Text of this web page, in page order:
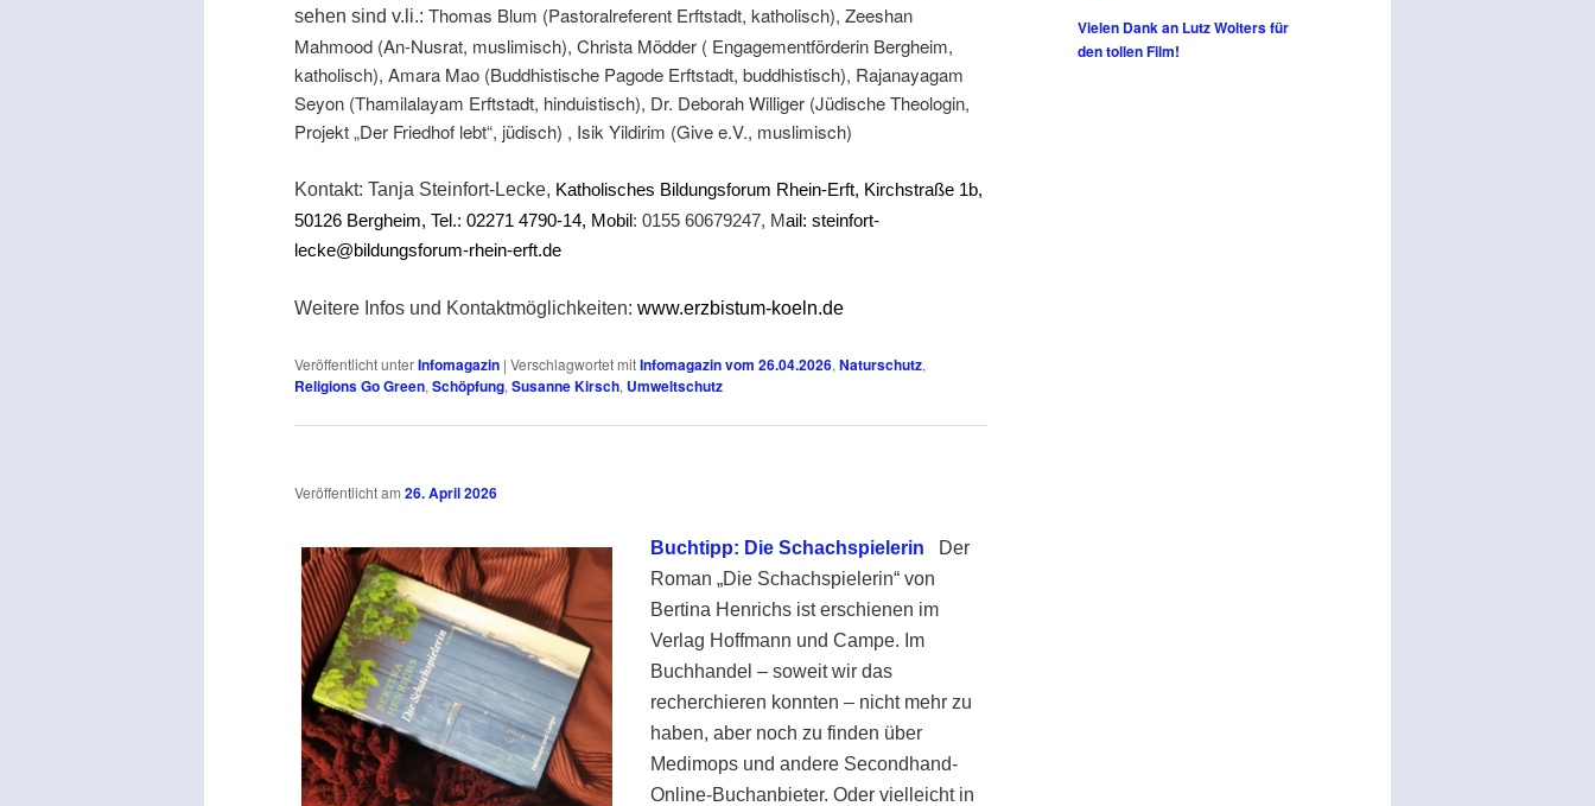
sehen sind v.li.: Thomas Blum (Pastoralreferent Erftstadt, katholisch), Zeeshan
Mahmood (An-Nusrat, muslimisch), Christa Mödder ( Engagementförderin Bergheim,
katholisch), Amara Mao (Buddhistische Pagode Erftstadt, buddhistisch), Rajanayagam
Seyon (Thamilalayam Erftstadt, hinduistisch), Dr. Deborah Williger (Jüdische Theologin,
Projekt „Der Friedhof lebt“, jüdisch) , Isik Yildirim (Give e.V., muslimisch)
Kontakt: Tanja Steinfort-Lecke, Katholisches Bildungsforum Rhein-Erft, Kirchstraße 1b,
50126 Bergheim, Tel.: 02271 4790-14, Mobil: 0155 60679247, Mail: steinfort-
lecke@bildungsforum-rhein-erft.de
Weitere Infos und Kontaktmöglichkeiten: www.erzbistum-koeln.de
Veröffentlicht unterInfomagazin | Verschlagwortet mitInfomagazin vom 26.04.2026, Naturschutz,
Religions Go Green, Schöpfung, Susanne Kirsch, Umweltschutz
Veröffentlicht am 26. April 2026
Buchtipp: Die Schachspielerin
Der
Roman „Die Schachspielerin“ von
Bertina Henrichs ist erschienen im
Verlag Hoffmann und Campe. Im
Buchhandel – soweit wir das
recherchieren konnten – nicht mehr zu
haben, aber noch zu finden über
Medimops und andere Secondhand-
Online-Buchanbieter. Oder vielleicht in
Vielen Dank an Lutz Wolters für
den tollen Film!